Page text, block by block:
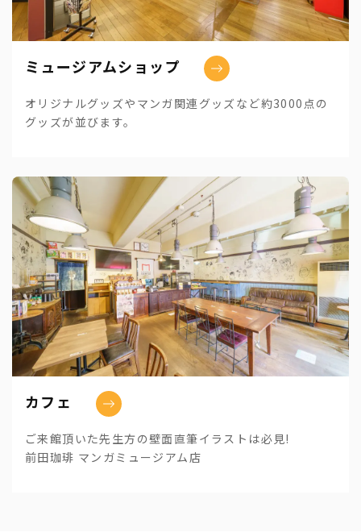
ミュージアムショップ
オリジナルグッズやマンガ関連グッズなど約3000点の
グッズが並びます。
カフェ
ご来館頂いた先生方の壁面直筆イラストは必見!
前田珈琲 マンガミュージアム店